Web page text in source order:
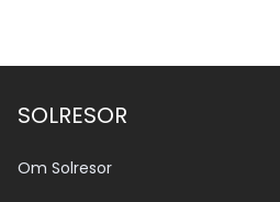
SOLRESOR
Om Solresor